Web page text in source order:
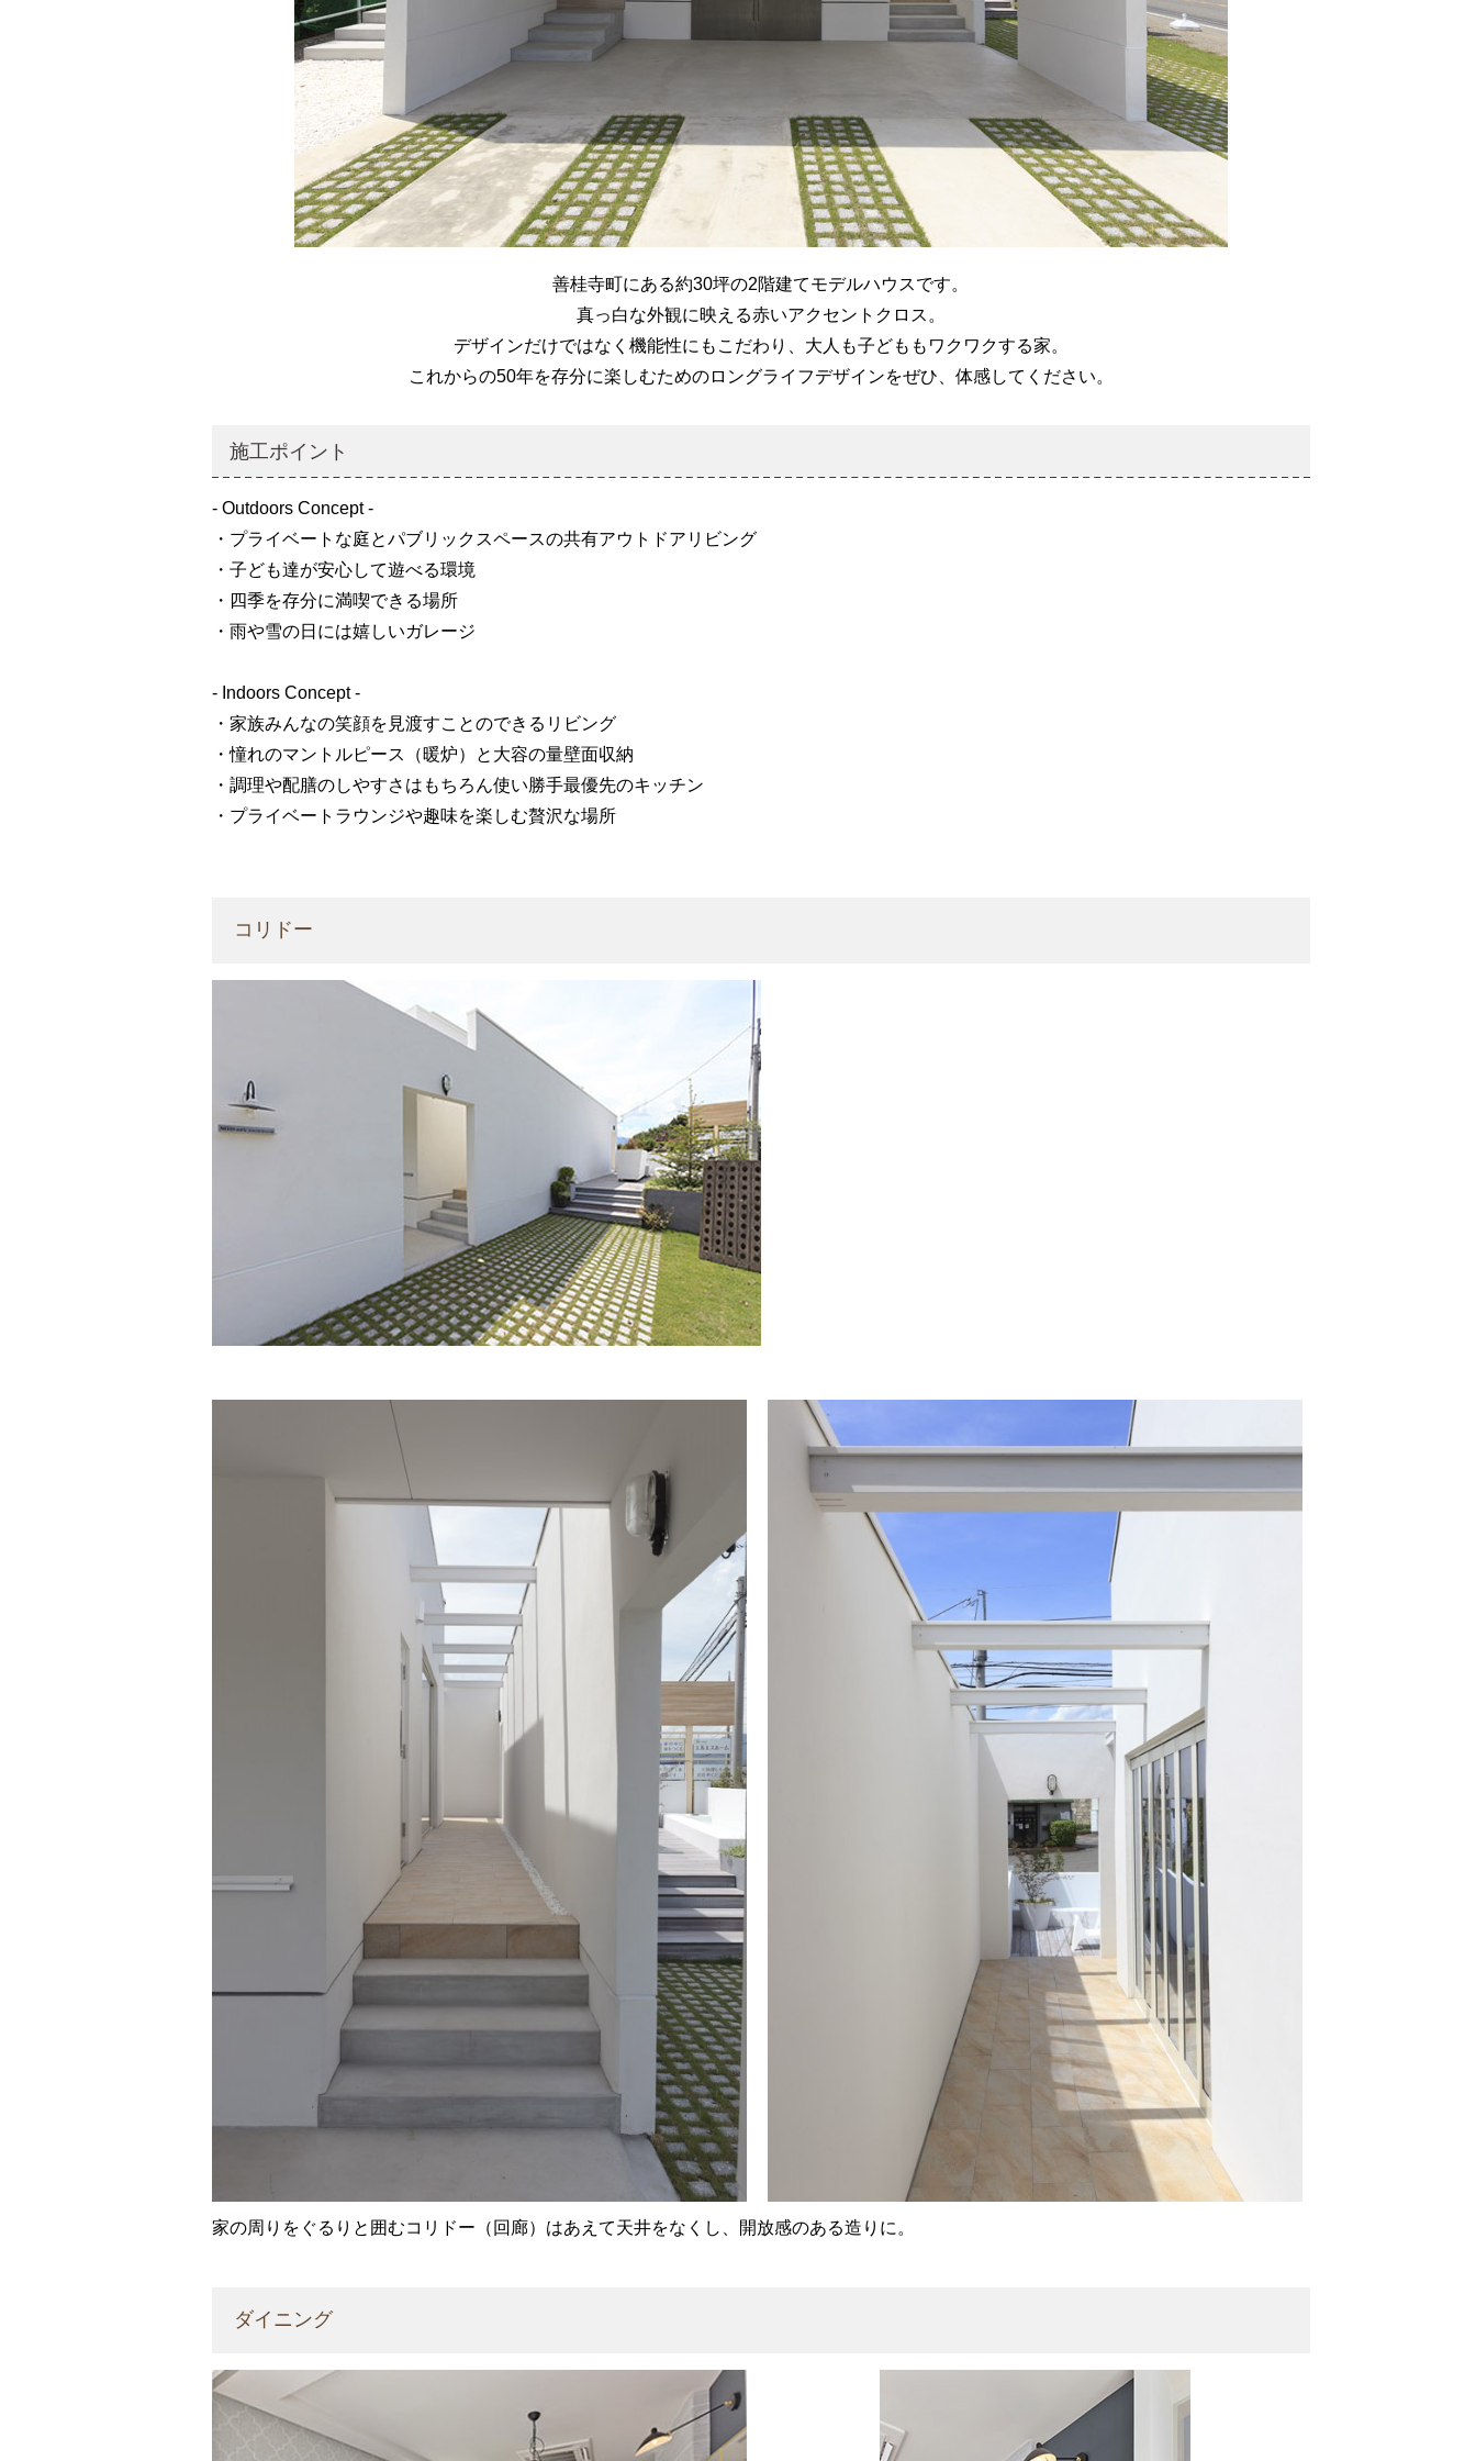
善桂寺町にある約30坪の2階建てモデルハウスです。
真っ白な外観に映える赤いアクセントクロス。
デザインだけではなく機能性にもこだわり、大人も子どももワクワクする家。
​これからの50年を存分に楽しむためのロングライフデザインをぜひ、体感してください。
施工ポイント
- Outdoors Concept -
・プライベートな庭とパブリックスペースの共有アウトドアリビング​​
・子ども達が安心して遊べる環境
・四季を存分に満喫できる場所
・雨や雪の日には嬉しいガレージ
- Indoors Concept -
・家族みんなの笑顔を見渡すことのできるリビング
・憧れのマントルピース（暖炉）と大容の量壁面収納
・調理や配膳のしやすさはもちろん使い勝手最優先のキッチン
・プライベートラウンジや趣味を楽しむ贅沢な場所
コリドー
家の周りをぐるりと囲むコリドー（回廊）はあえて天井をなくし、開放感のある造りに。
ダイニング